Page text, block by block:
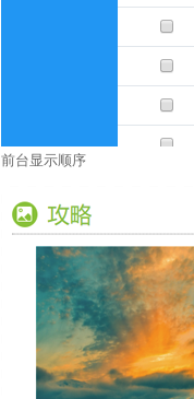
前台显示顺序